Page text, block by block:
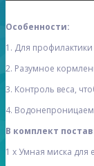
Особенности:
1. Для
2. Разумное
3. Контроль веса,
4.
В комплект
1 х Умная миска для